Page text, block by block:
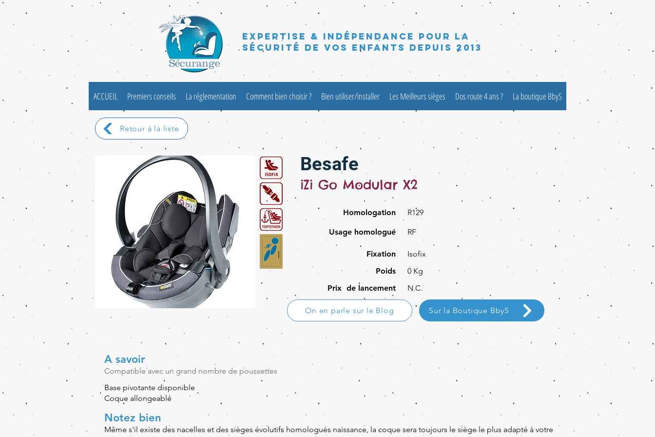
Expertise & Indépendance pour la
sécurité de vos enfants depuis 2013
ACCUEIL Premiers conseils La réglementation Comment bien choisir ? Bien utiliser/installer Les Meilleurs sièges Dos route 4 ans ? La boutique BbyS
Retour à la liste
Besafe
iZi Go Modular X2
Homologation R129
Usage homologué RF
Fixation
Isofix
Poids
0 Kg
Prix de lancement
N.C.
On en parle sur le Blog Sur la Boutique BbyS
A savoir
Compatible avec un grand nombre de poussettes
Base pivotante disponible
Coque allongeable
Notez bien
Même s'il existe des nacelles et des sièges évolutifs homologués naissance, la coque sera toujours le siège le plus adapté à votre